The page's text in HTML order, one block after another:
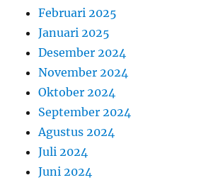
Februari 2025
Januari 2025
Desember 2024
November 2024
Oktober 2024
September 2024
Agustus 2024
Juli 2024
Juni 2024